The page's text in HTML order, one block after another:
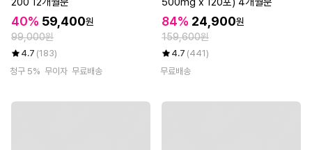
40% 59,400원
99,000원
4.7 (183)
청구 5% 무이자 무료배송
84% 24,900원
159,600원
4.7 (441)
무료배송